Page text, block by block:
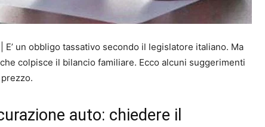
| E’ un obbligo tassativo secondo il legislatore italiano. Ma
colpisce il bilancio familiare. Ecco alcuni suggerimenti
auto: chiedere il